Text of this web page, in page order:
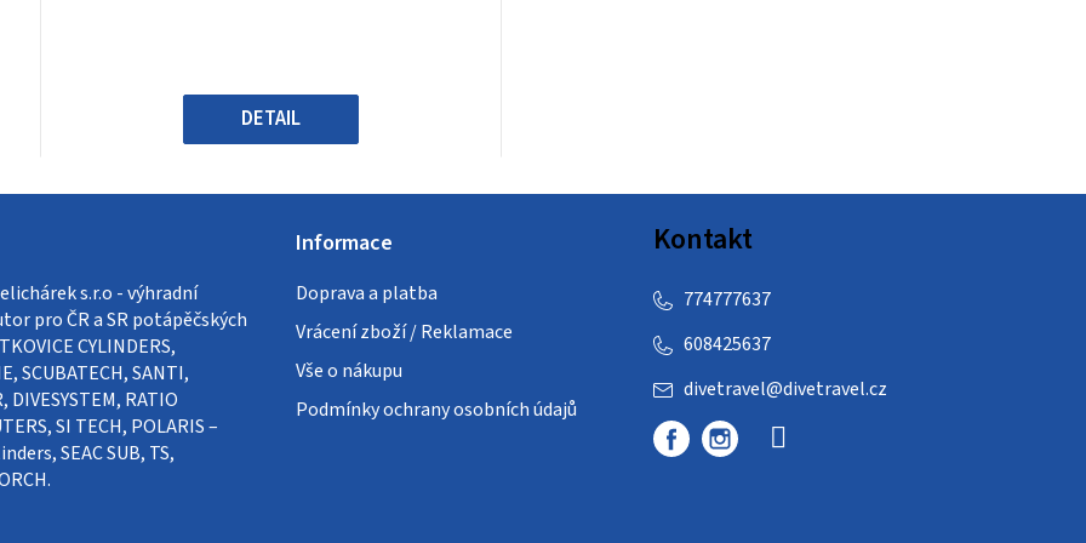
hvězdiček.
DETAIL
s.r.o - výhradní
pro ČR a SR potápěčských
CYLINDERS,
SCUBATECH, SANTI,
DIVESYSTEM, RATIO
SI TECH, POLARIS –
SEAC SUB, TS,
Informace
Doprava a platba
Vrácení zboží / Reklamace
Vše o nákupu
Podmínky ochrany osobních údajů
Kontakt
divetravel@divetravel.cz
608425637
774777637